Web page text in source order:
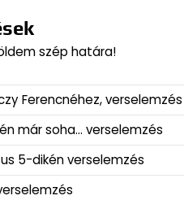
szép határa!
Ferencnéhez, verselemzés
már soha… verselemzés
5-dikén verselemzés